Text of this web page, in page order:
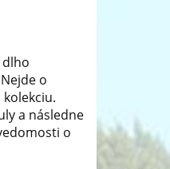
o
a následne
o